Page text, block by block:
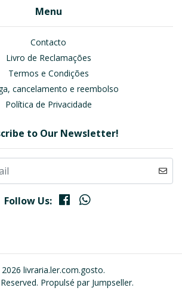
Menu
Contacto
Livro de Reclamações
Termos e Condições
cancelamento e reembolso
Política de Privacidade
to Our Newsletter!
Follow Us:
livraria.ler.com.gosto.
Propulsé par Jumpseller.